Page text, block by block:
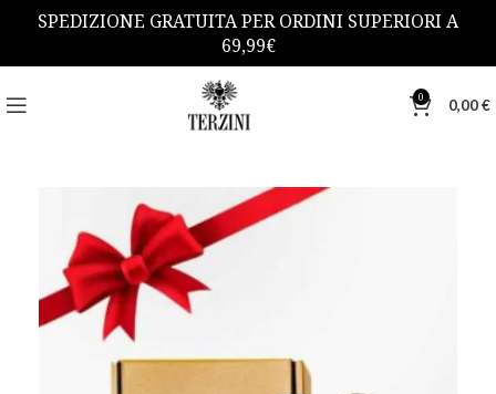
0 0,00€
SPEDIZIONE GRATUITA PER ORDINI SUPERIORI A
69,99€